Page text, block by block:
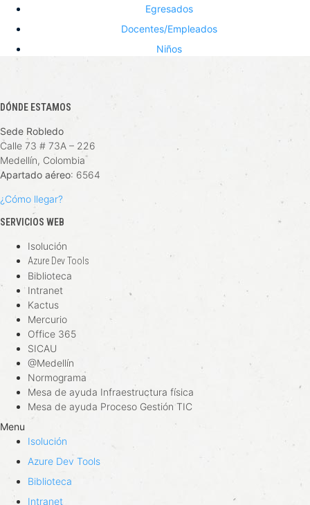
Egresados
Docentes/Empleados
Niños
DÓNDE ESTAMOS
Sede Robledo
Calle 73 # 73A – 226
Medellín, Colombia
Apartado aéreo: 6564
¿Cómo llegar?
SERVICIOS WEB
Isolución
Azure Dev Tools
Biblioteca
Intranet
Kactus
Mercurio
Office 365
SICAU
@Medellín
Normograma
Mesa de ayuda Infraestructura física
Mesa de ayuda Proceso Gestión TIC
Menu
Isolución
Azure Dev Tools
Biblioteca
Intranet